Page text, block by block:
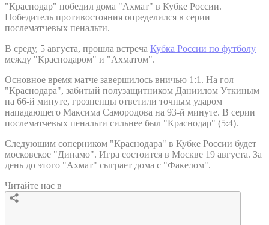
"Краснодар" победил дома "Ахмат" в Кубке России.
Победитель противостояния определился в серии
послематчевых пенальти.
В среду, 5 августа, прошла встреча Кубка России по футболу
между "Краснодаром" и "Ахматом".
Основное время матче завершилось вничью 1:1. На гол
"Краснодара", забитый полузащитником Даниилом Уткиным
на 66-й минуте, грозненцы ответили точным ударом
нападающего Максима Самородова на 93-й минуте. В серии
послематчевых пенальти сильнее был "Краснодар" (5:4).
Следующим соперником "Краснодара" в Кубке России будет
московское "Динамо". Игра состоится в Москве 19 августа. За
день до этого "Ахмат" сыграет дома с "Факелом".
Читайте нас в